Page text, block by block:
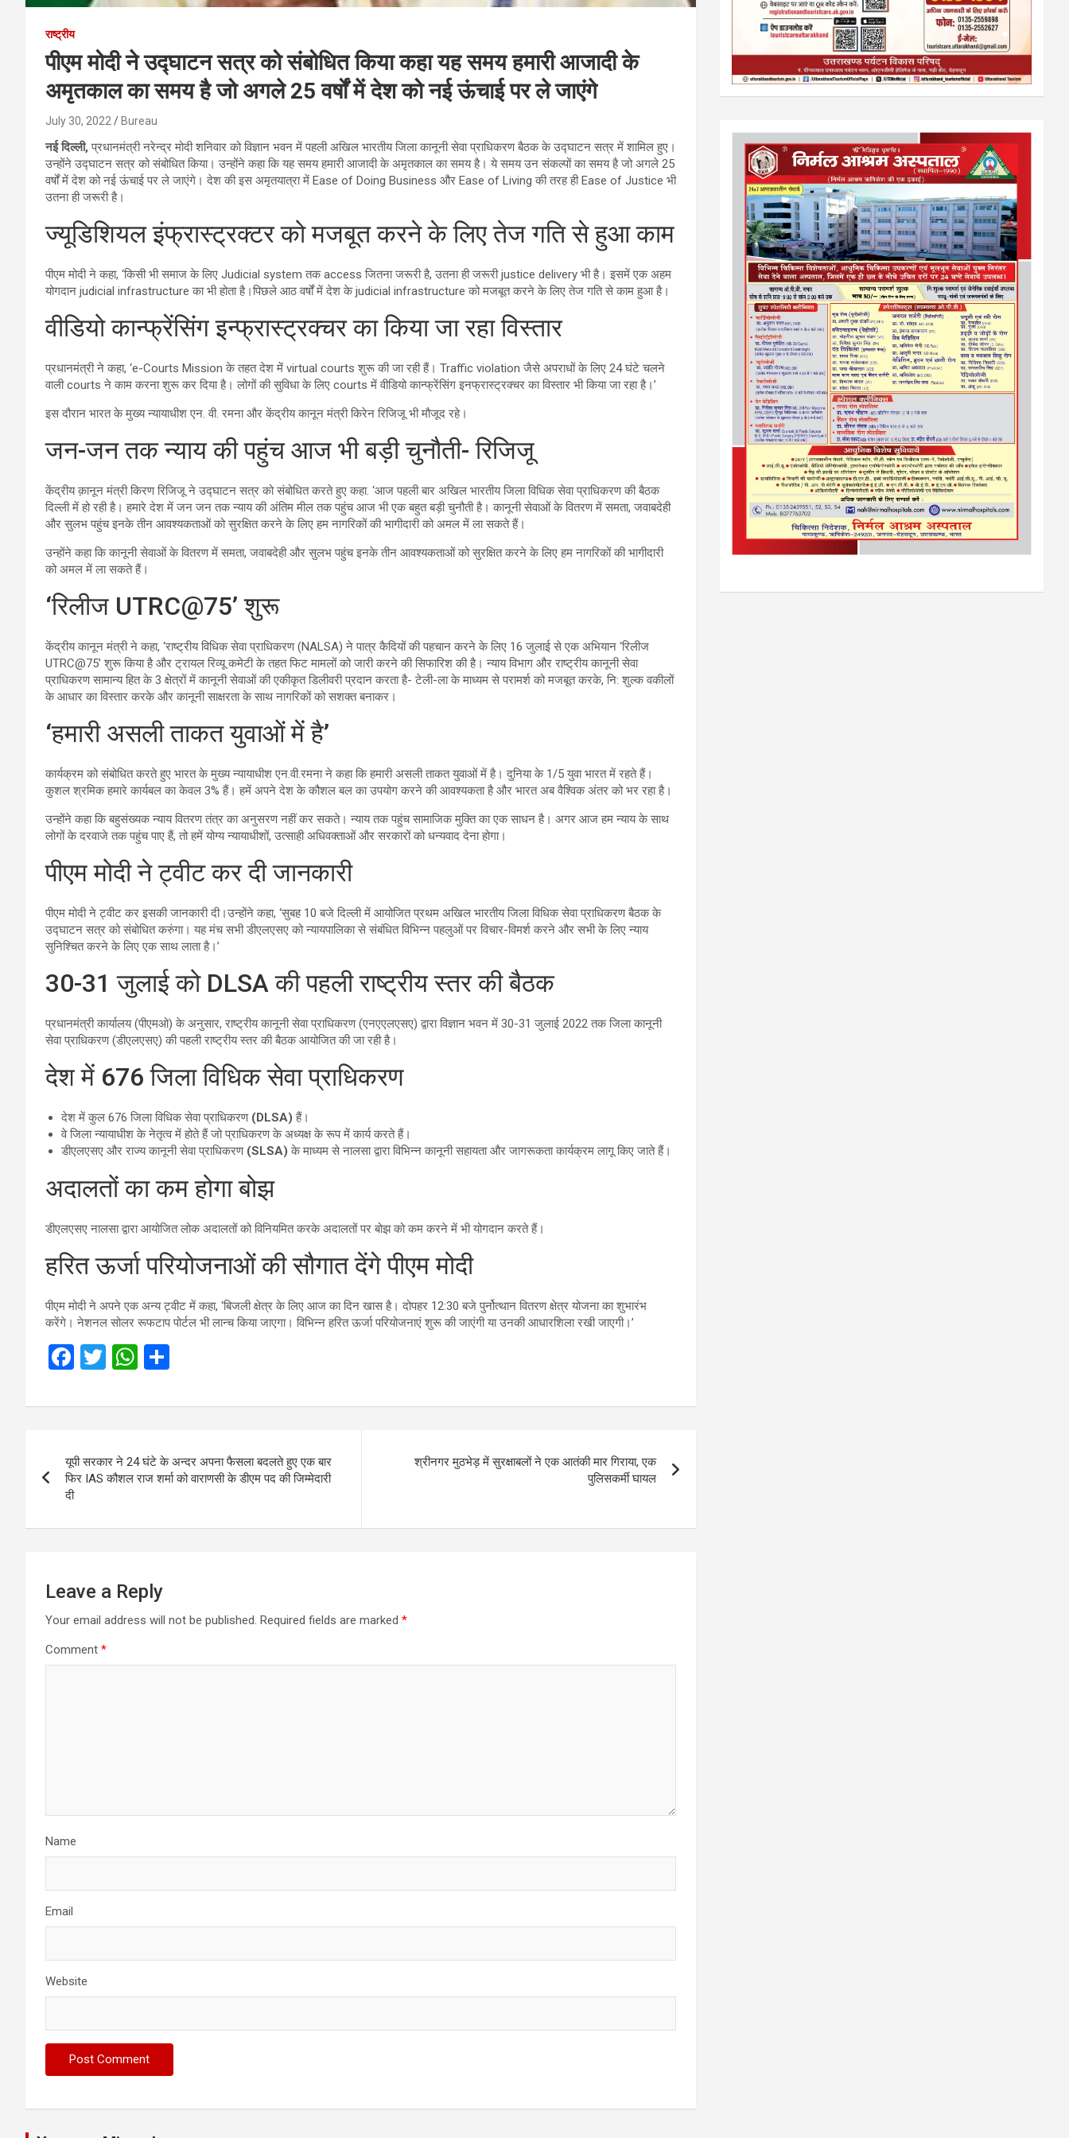
राष्ट्रीय
पीएम मोदी ने उद्घाटन सत्र को संबोधित किया कहा यह समय हमारी आजादी के
अमृतकाल का समय है जो अगले 25 वर्षों में देश को नई ऊंचाई पर ले जाएंगे
July 30, 2022 Bureau
नई दिल्ली, प्रधानमंत्री नरेन्द्र मोदी शनिवार को विज्ञान भवन में पहली अखिल भारतीय जिला कानूनी सेवा प्राधिकरण बैठक के उद्घाटन सत्र में शामिल हुए।
उन्होंने उद्घाटन सत्र को संबोधित किया। उन्होंने कहा कि यह समय हमारी आजादी के अमृतकाल का समय है। ये समय उन संकल्पों का समय है जो अगले 25
वर्षों में देश को नई ऊंचाई पर ले जाएंगे। देश की इस अमृतयात्रा में Ease of Doing Business और Ease of Living की तरह ही Ease of Justice भी
उतना ही जरूरी है।
ज्यूडिशियल इंफ्रास्ट्रक्टर को मजबूत करने के लिए तेज गति से हुआ काम
पीएम मोदी ने कहा, ‘किसी भी समाज के लिए Judicial system तक access जितना जरूरी है, उतना ही जरूरी justice delivery भी है। इसमें एक अहम
योगदान judicial infrastructure का भी होता है।पिछले आठ वर्षों में देश के judicial infrastructure को मजबूत करने के लिए तेज गति से काम हुआ है।
वीडियो कान्फ्रेंसिंग इन्फ्रास्ट्रक्चर का किया जा रहा विस्तार
प्रधानमंत्री ने कहा, ‘e-Courts Mission के तहत देश में virtual courts शुरू की जा रही हैं। Traffic violation जैसे अपराधों के लिए 24 घंटे चलने
वाली courts ने काम करना शुरू कर दिया है। लोगों की सुविधा के लिए courts में वीडियो कान्फ्रेंसिंग इनफ्रास्ट्रक्चर का विस्तार भी किया जा रहा है।’
इस दौरान भारत के मुख्य न्यायाधीश एन. वी. रमना और केंद्रीय कानून मंत्री किरेन रिजिजू भी मौजूद रहे।
जन-जन तक न्याय की पहुंच आज भी बड़ी चुनौती- रिजिजू
केंद्रीय क़ानून मंत्री किरण रिजिजू ने उद्घाटन सत्र को संबोधित करते हुए कहा. ‘आज पहली बार अखिल भारतीय जिला विधिक सेवा प्राधिकरण की बैठक
दिल्ली में हो रही है। हमारे देश में जन जन तक न्याय की अंतिम मील तक पहुंच आज भी एक बहुत बड़ी चुनौती है। कानूनी सेवाओं के वितरण में समता, जवाबदेही
और सुलभ पहुंच इनके तीन आवश्यकताओं को सुरक्षित करने के लिए हम नागरिकों की भागीदारी को अमल में ला सकते हैं।
उन्होंने कहा कि कानूनी सेवाओं के वितरण में समता, जवाबदेही और सुलभ पहुंच इनके तीन आवश्यकताओं को सुरक्षित करने के लिए हम नागरिकों की भागीदारी
को अमल में ला सकते हैं।
‘रिलीज UTRC@75’ शुरू
केंद्रीय कानून मंत्री ने कहा, ‘राष्ट्रीय विधिक सेवा प्राधिकरण (NALSA) ने पात्र कैदियों की पहचान करने के लिए 16 जुलाई से एक अभियान ‘रिलीज
UTRC@75’ शुरू किया है और ट्रायल रिव्यू कमेटी के तहत फिट मामलों को जारी करने की सिफारिश की है। न्याय विभाग और राष्ट्रीय कानूनी सेवा
प्राधिकरण सामान्य हित के 3 क्षेत्रों में कानूनी सेवाओं की एकीकृत डिलीवरी प्रदान करता है- टेली-ला के माध्यम से परामर्श को मजबूत करके, नि: शुल्क वकीलों
के आधार का विस्तार करके और कानूनी साक्षरता के साथ नागरिकों को सशक्त बनाकर।
‘हमारी असली ताकत युवाओं में है’
कार्यक्रम को संबोधित करते हुए भारत के मुख्य न्यायाधीश एन.वी.रमना ने कहा कि हमारी असली ताकत युवाओं में है। दुनिया के 1/5 युवा भारत में रहते हैं।
कुशल श्रमिक हमारे कार्यबल का केवल 3% हैं। हमें अपने देश के कौशल बल का उपयोग करने की आवश्यकता है और भारत अब वैश्विक अंतर को भर रहा है।
उन्होंने कहा कि बहुसंख्यक न्याय वितरण तंत्र का अनुसरण नहीं कर सकते। न्याय तक पहुंच सामाजिक मुक्ति का एक साधन है। अगर आज हम न्याय के साथ
लोगों के दरवाजे तक पहुंच पाए हैं, तो हमें योग्य न्यायाधीशों, उत्साही अधिवक्ताओं और सरकारों को धन्यवाद देना होगा।
पीएम मोदी ने ट्वीट कर दी जानकारी
पीएम मोदी ने ट्वीट कर इसकी जानकारी दी।उन्होंने कहा, ‘सुबह 10 बजे दिल्ली में आयोजित प्रथम अखिल भारतीय जिला विधिक सेवा प्राधिकरण बैठक के
उद्घाटन सत्र को संबोधित करुंगा। यह मंच सभी डीएलएसए को न्यायपालिका से संबंधित विभिन्न पहलुओं पर विचार-विमर्श करने और सभी के लिए न्याय
सुनिश्चित करने के लिए एक साथ लाता है।’
30-31 जुलाई को DLSA की पहली राष्ट्रीय स्तर की बैठक
प्रधानमंत्री कार्यालय (पीएमओ) के अनुसार, राष्ट्रीय कानूनी सेवा प्राधिकरण (एनएएलएसए) द्वारा विज्ञान भवन में 30-31 जुलाई 2022 तक जिला कानूनी
सेवा प्राधिकरण (डीएलएसए) की पहली राष्ट्रीय स्तर की बैठक आयोजित की जा रही है।
देश में 676 जिला विधिक सेवा प्राधिकरण
देश में कुल 676 जिला विधिक सेवा प्राधिकरण (DLSA)हैं।
वे जिला न्यायाधीश के नेतृत्व में होते हैं जो प्राधिकरण के अध्यक्ष के रूप में कार्य करते हैं।
डीएलएसए और राज्य कानूनी सेवा प्राधिकरण (SLSA) के माध्यम से नालसा द्वारा विभिन्न कानूनी सहायता और जागरूकता कार्यक्रम लागू किए जाते हैं।
अदालतों का कम होगा बोझ
डीएलएसए नालसा द्वारा आयोजित लोक अदालतों को विनियमित करके अदालतों पर बोझ को कम करने में भी योगदान करते हैं।
हरित ऊर्जा परियोजनाओं की सौगात देंगे पीएम मोदी
पीएम मोदी ने अपने एक अन्य ट्वीट में कहा, ‘बिजली क्षेत्र के लिए आज का दिन खास है। दोपहर 12:30 बजे पुर्नोत्थान वितरण क्षेत्र योजना का शुभारंभ
करेंगे। नेशनल सोलर रूफटाप पोर्टल भी लान्च किया जाएगा। विभिन्न हरित ऊर्जा परियोजनाएं शुरू की जाएंगी या उनकी आधारशिला रखी जाएगी।’
F
ce
o
o
T
tt
W
at
A
p
ar
navigation
यूपी सरकार ने 24 घंटे के अन्‍दर अपना फैसला बदलते हुए एक बार
फ‍िर IAS कौशल राज शर्मा को वाराणसी के डीएम पद की ज‍िम्‍मेदारी
दी
श्रीनगर मुठभेड़ में सुरक्षाबलों ने एक आतंकी मार गिराया, एक
पुलिसकर्मी घायल
Leave a Reply
Your email address will not be published. Required fields are marked *
Comment *
Name
Email
Website